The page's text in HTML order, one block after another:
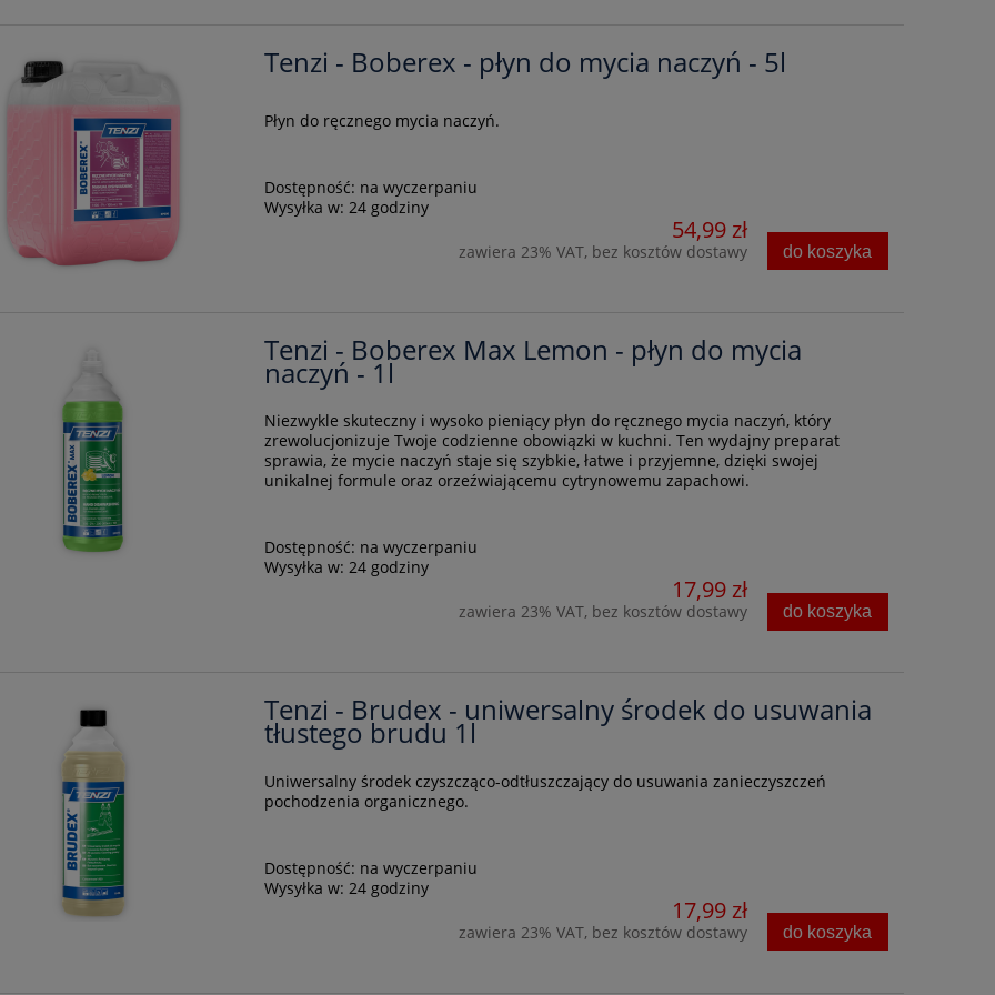
Tenzi - Boberex - płyn do mycia naczyń - 5l
Płyn do ręcznego mycia naczyń.
Dostępność: na wyczerpaniu
Wysyłka w: 24 godziny
54,99 zł
zawiera 23% VAT, bez kosztów dostawy do koszyka
Tenzi - Boberex Max Lemon - płyn do mycia
naczyń - 1l
Niezwykle skuteczny i wysoko pieniący płyn do ręcznego mycia naczyń, który
zrewolucjonizuje Twoje codzienne obowiązki w kuchni. Ten wydajny preparat
sprawia, że mycie naczyń staje się szybkie, łatwe i przyjemne, dzięki swojej
unikalnej formule oraz orzeźwiającemu cytrynowemu zapachowi.
Dostępność: na wyczerpaniu
Wysyłka w: 24 godziny
17,99 zł
zawiera 23% VAT, bez kosztów dostawy do koszyka
Tenzi - Brudex - uniwersalny środek do usuwania
tłustego brudu 1l
Uniwersalny środek czyszcząco-odtłuszczający do usuwania zanieczyszczeń
pochodzenia organicznego.
Dostępność: na wyczerpaniu
Wysyłka w: 24 godziny
17,99 zł
zawiera 23% VAT, bez kosztów dostawy do koszyka